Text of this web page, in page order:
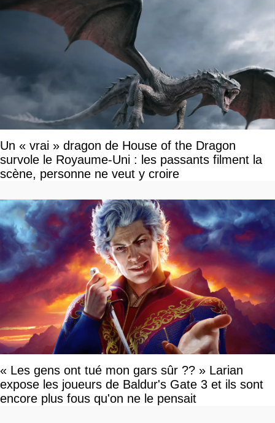
Un « vrai » dragon de House of the Dragon
survole le Royaume-Uni : les passants filment la
scène, personne ne veut y croire
« Les gens ont tué mon gars sûr ?? » Larian
expose les joueurs de Baldur's Gate 3 et ils sont
encore plus fous qu'on ne le pensait